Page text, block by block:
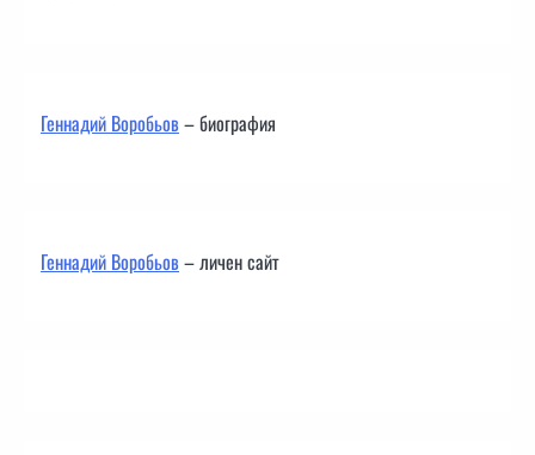
Геннадий Воробьов– биография
Геннадий Воробьов– личен сайт